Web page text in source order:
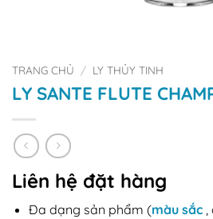
TRANG CHỦ / LY THỦY TINH
LY SANTE FLUTE
Liên hệ đặt hàng
Đa dạng sản phẩm (màu sắc,